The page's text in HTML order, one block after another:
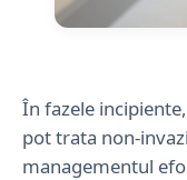
În fazele
pot trata non-
managementul